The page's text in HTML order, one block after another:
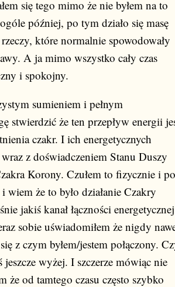
się tego mimo że nie byłem na to
później, po tym działo się masę
które normalnie spowodowały
A ja mimo wszystko cały czas
i spokojny.
sumieniem i pełnym
stwierdzić że ten przepływ energii
czakr. I ich energetycznych
z doświadczeniem Stanu Duszy
Korony. Czułem to fizycznie i po
wiem że to było działanie Czakry
jakiś kanał łączności energetycznej
sobie uświadomiłem że nigdy
z czym byłem/jestem połączony.
jeszcze wyżej. I szczerze mówiąc nie
że od tamtego czasu często szybko